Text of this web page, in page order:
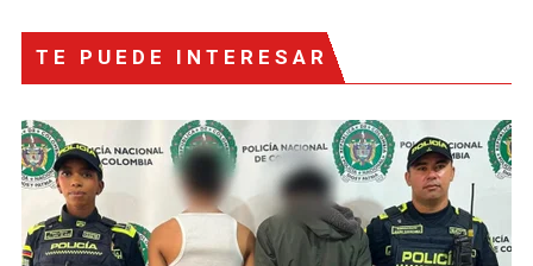
TE PUEDE INTERESAR